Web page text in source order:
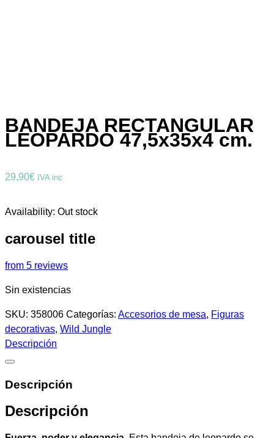
BANDEJA RECTANGULAR
LEOPARDO 47,5x35x4 cm.
29,90€ IVA inc
Availability: Out stock
carousel title
from 5 reviews
Sin existencias
SKU: 358006 Categorías: Accesorios de mesa, Figuras
decorativas, Wild Jungle
Descripción
Descripción
Descripción